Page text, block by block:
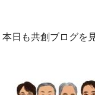
本日も共創ブログを